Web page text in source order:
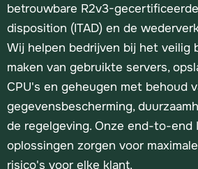
betrouwbare R2v3-
disposition (ITAD) en de
Wij helpen bedrijven bij het veilig
maken van gebruikte servers,
CPU's en geheugen met behoud
gegevensbescherming,
de regelgeving. Onze end-to-end
oplossingen zorgen voor
risico's voor elke klant.